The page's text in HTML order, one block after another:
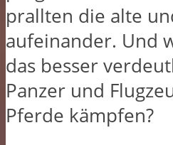
prallten die alte
aufeinander. Und
das besser
Panzer und
Pferde kämpfen?